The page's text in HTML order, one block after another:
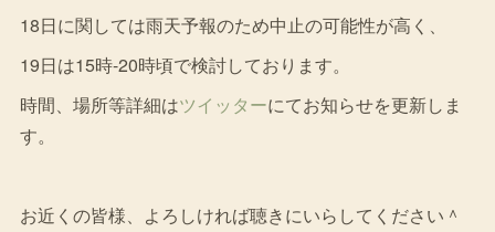
18日に関しては雨天予報のため中止の可能性が高く、
19日は15時-20時頃で検討しております。
時間、場所等詳細はツイッターにてお知らせを更新しま
す。
お近くの皆様、よろしければ聴きにいらしてください＾